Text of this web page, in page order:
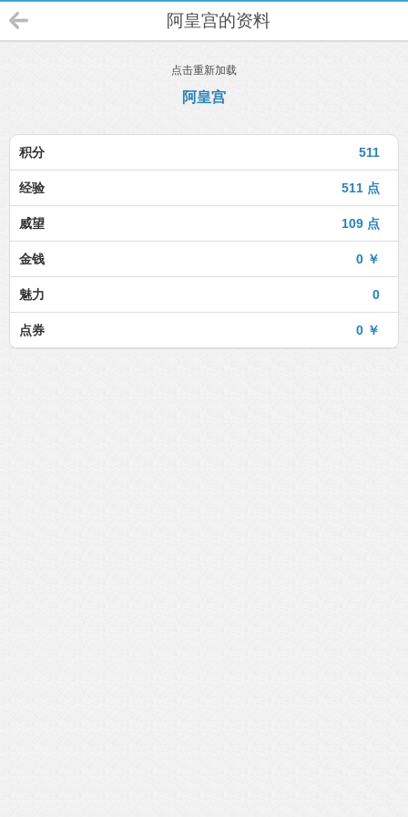
阿皇宫的资料
点击重新加载
阿皇宫
511
积分
511 点
经验
109 点
威望
0 ￥
金钱
0
魅力
0 ￥
点券